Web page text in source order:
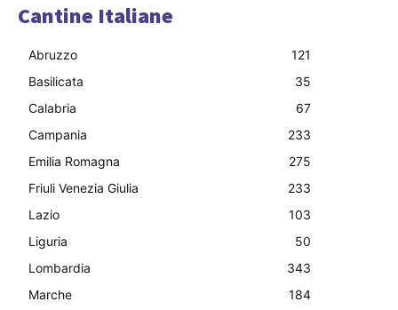
Cantine Italiane
Abruzzo
121
Basilicata
35
Calabria
67
Campania
233
Emilia Romagna
275
Friuli Venezia Giulia
233
Lazio
103
Liguria
50
Lombardia
343
Marche
184